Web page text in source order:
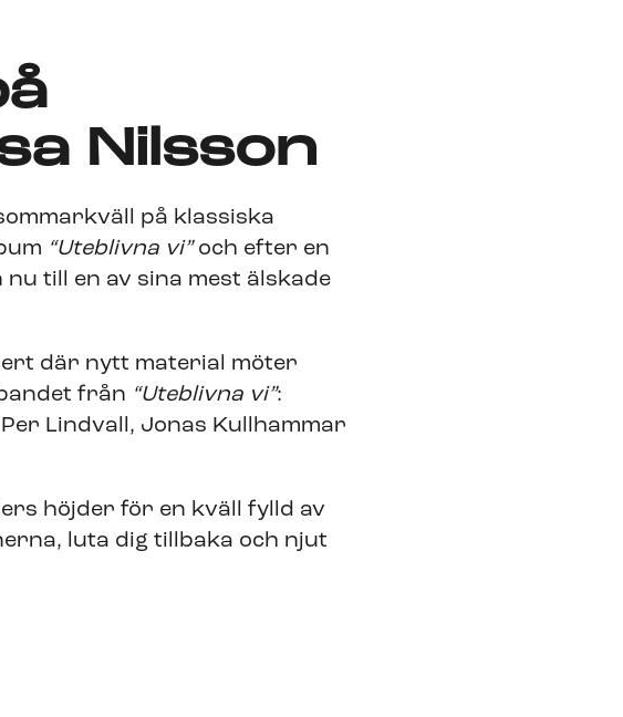
Nilsson
på klassiska
“Uteblivna vi”och efter en
till en av sina mest älskade
där nytt material möter
från “Uteblivna vi”:
Lindvall, Jonas Kullhammar
höjder för en kväll fylld av
luta dig tillbaka och njut